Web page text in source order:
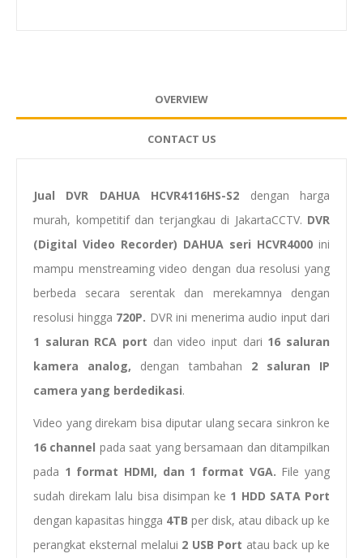
OVERVIEW
CONTACT US
Jual DVR DAHUA HCVR4116HS-S2 dengan harga
murah, kompetitif dan terjangkau di JakartaCCTV. DVR
(Digital Video Recorder) DAHUA seri HCVR4000 ini
mampu menstreaming video dengan dua resolusi yang
berbeda secara serentak dan merekamnya dengan
resolusi hingga 720P. DVR ini menerima audio input dari
1 saluran RCA port dan video input dari 16 saluran
kamera analog, dengan tambahan 2 saluran IP
camera yang berdedikasi.
Video yang direkam bisa diputar ulang secara sinkron ke
16 channel pada saat yang bersamaan dan ditampilkan
pada 1 format HDMI, dan 1 format VGA. File yang
sudah direkam lalu bisa disimpan ke 1 HDD SATA Port
dengan kapasitas hingga 4TB per disk, atau diback up ke
perangkat eksternal melalui 2 USB Port atau back up ke